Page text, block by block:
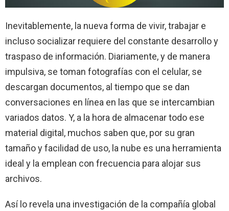
Inevitablemente, la nueva forma de vivir, trabajar e
incluso socializar requiere del constante desarrollo y
traspaso de información. Diariamente, y de manera
impulsiva, se toman fotografías con el celular, se
descargan documentos, al tiempo que se dan
conversaciones en línea en las que se intercambian
variados datos. Y, a la hora de almacenar todo ese
material digital, muchos saben que, por su gran
tamaño y facilidad de uso, la nube es una herramienta
ideal y la emplean con frecuencia para alojar sus
archivos.
Así lo revela una investigación de la compañía global